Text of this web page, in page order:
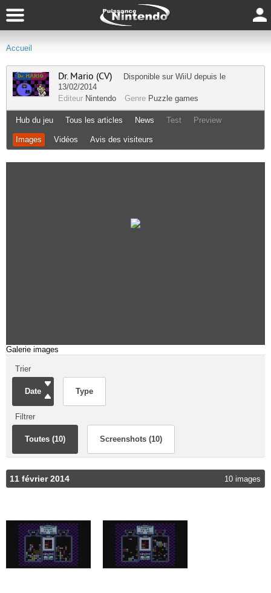
Accueil
Dr. Mario (CV) Disponible sur WiiU depuis le
13/02/2014
Editeur Nintendo Genre Puzzle games
Hub du jeu Tous les articles News Test Preview
Images Vidéos Avis des visiteurs
Galerie images
Trier
Date Type
Filtrer
Toutes (10) Screenshots (10)
11 février 2014 10 images